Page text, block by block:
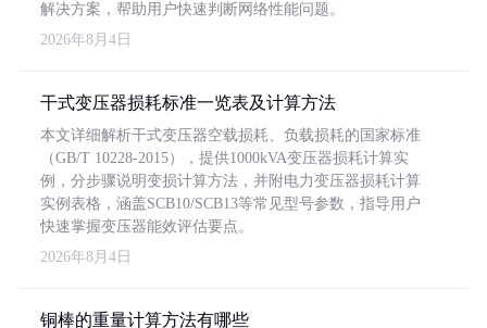
解决方案，帮助用户快速判断网络性能问题。
2026年8月4日
干式变压器损耗标准一览表及计算方法
本文详细解析干式变压器空载损耗、负载损耗的国家标准
（GB/T 10228-2015），提供1000kVA变压器损耗计算实
例，分步骤说明变损计算方法，并附电力变压器损耗计算
实例表格，涵盖SCB10/SCB13等常见型号参数，指导用户
快速掌握变压器能效评估要点。
2026年8月4日
铜棒的重量计算方法有哪些